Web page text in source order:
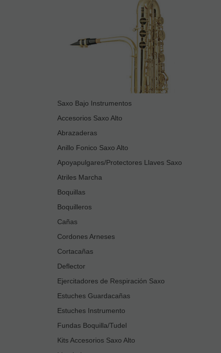
Saxo Bajo Instrumentos
Accesorios Saxo Alto
Abrazaderas
Anillo Fonico Saxo Alto
Apoyapulgares/Protectores Llaves Saxo
Atriles Marcha
Boquillas
Boquilleros
Cañas
Cordones Arneses
Cortacañas
Deflector
Ejercitadores de Respiración Saxo
Estuches Guardacañas
Estuches Instrumento
Fundas Boquilla/Tudel
Kits Accesorios Saxo Alto